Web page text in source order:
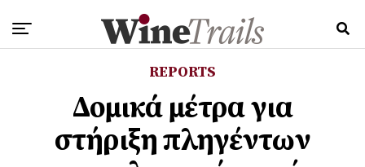
REPORTS
Δομικά μέτρα για
στήριξη πληγέντων